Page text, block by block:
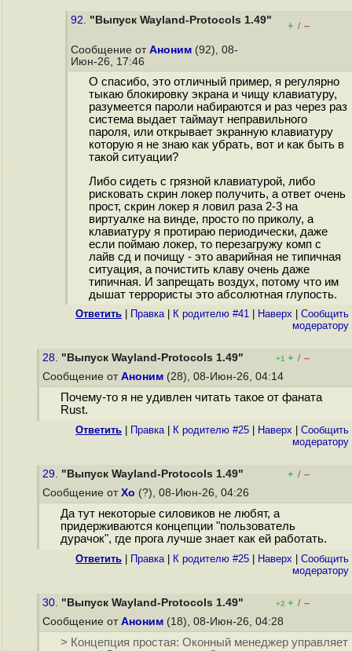
92. "Выпуск Wayland-Protocols 1.49" + / –
Сообщение от Аноним (92), 08-
Июн-26, 17:46
О спасибо, это отличный пример, я регулярно
тыкаю блокировку экрана и чищу клавиатуру,
разумеется пароли набираются и раз через раз
система выдает таймаут неправильного
пароля, или открывает экранную клавиатуру
которую я не знаю как убрать, вот и как быть в
такой ситуации?
Либо сидеть с грязной клавиатурой, либо
рисковать скрин локер получить, а ответ очень
прост, скрин локер я ловил раза 2-3 на
виртуалке на винде, просто по приколу, а
клавиатуру я протираю периодически, даже
если поймаю локер, то перезагружу комп с
лайв сд и почищу - это аварийная не типичная
ситуация, а почистить клаву очень даже
типичная. И запрещать воздух, потому что им
дышат террористы это абсолютная глупость.
Ответить Правка| К родителю #41 Наверх
Cообщить
модератору
28. "Выпуск Wayland-Protocols 1.49" +1 + / –
Сообщение от Аноним (28), 08-Июн-26, 04:14
Почему-то я не удивлен читать такое от фаната
Rust.
Ответить Правка| К родителю #25 Наверх
Cообщить
модератору
29. "Выпуск Wayland-Protocols 1.49" + / –
Сообщение от Xo (?), 08-Июн-26, 04:26
Да тут некоторые силовиков не любят, а
придерживаются концепции "пользователь
дурачок", где прога лучше знает как ей работать.
Ответить Правка| К родителю #25 Наверх
Cообщить
модератору
30. "Выпуск Wayland-Protocols 1.49" +2 + / –
Сообщение от Аноним (18), 08-Июн-26, 04:28
> Концепция простая: Оконный менеджер управляет